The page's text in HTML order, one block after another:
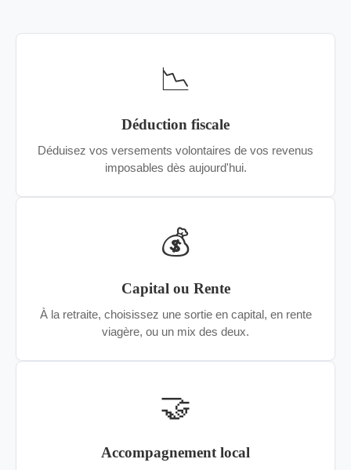
📉
Déduction fiscale
Déduisez vos versements volontaires de vos revenus
imposables dès aujourd'hui.
💰
Capital ou Rente
À la retraite, choisissez une sortie en capital, en rente
viagère, ou un mix des deux.
🤝
Accompagnement local